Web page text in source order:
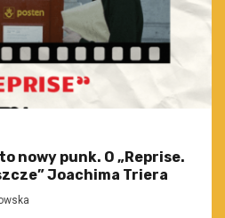
nowy punk. O „Reprise.
Joachima Triera